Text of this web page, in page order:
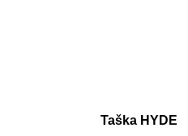
Taška HYDE